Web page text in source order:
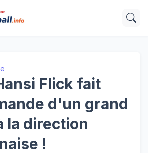
Flick fait
d'un grand
la direction
!